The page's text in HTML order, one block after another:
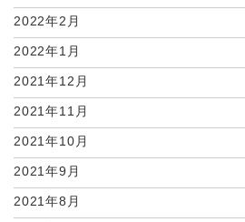
2022年2月
2022年1月
2021年12月
2021年11月
2021年10月
2021年9月
2021年8月